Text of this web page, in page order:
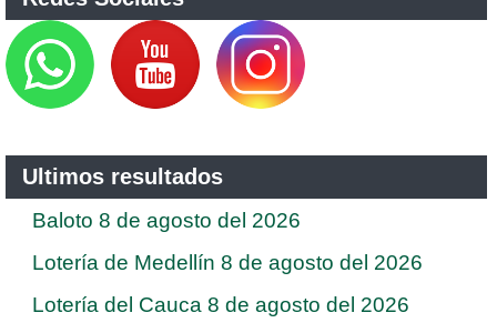
Ultimos resultados
Baloto 8 de agosto del 2026
Lotería de Medellín 8 de agosto del 2026
Lotería del Cauca 8 de agosto del 2026